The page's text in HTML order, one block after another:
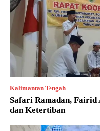
Kalimantan Tengah
Safari Ramadan, Fairid
dan Ketertiban